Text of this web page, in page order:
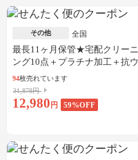
その他 全国
最長11ヶ月保管★宅配クリーニ
ング10点＋プラチナ加工＋抗ウ
イルス加工
94枚売れています
31,878円
12,980 円 59%OFF